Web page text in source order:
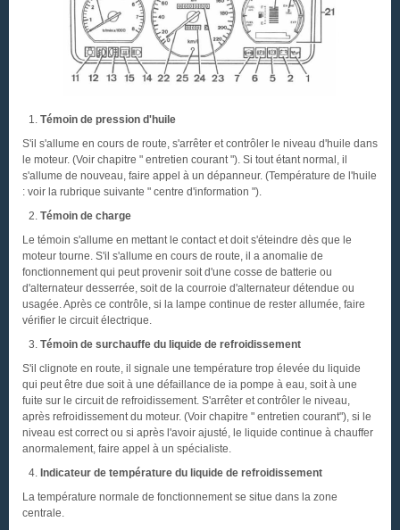
Témoin de pression d'huile
S'il s'allume en cours de route, s'arrêter et contrôler le niveau d'huile dans
le moteur. (Voir chapitre " entretien courant "). Si tout étant normal, il
s'allume de nouveau, faire appel à un dépanneur. (Température de l'huile
: voir la rubrique suivante " centre d'information ").
Témoin de charge
Le témoin s'allume en mettant le contact et doit s'éteindre dès que le
moteur tourne. S'il s'allume en cours de route, il a anomalie de
fonctionnement qui peut provenir soit d'une cosse de batterie ou
d'alternateur desserrée, soit de la courroie d'alternateur détendue ou
usagée. Après ce contrôle, si la lampe continue de rester allumée, faire
vérifier le circuit électrique.
Témoin de surchauffe du liquide de refroidissement
S'il clignote en route, il signale une température trop élevée du liquide
qui peut être due soit à une défaillance de ia pompe à eau, soit à une
fuite sur le circuit de refroidissement. S'arrêter et contrôler le niveau,
après refroidissement du moteur. (Voir chapitre " entretien courant"), si le
niveau est correct ou si après l'avoir ajusté, le liquide continue à chauffer
anormalement, faire appel à un spécialiste.
Indicateur de température du liquide de refroidissement
La température normale de fonctionnement se situe dans la zone
centrale.